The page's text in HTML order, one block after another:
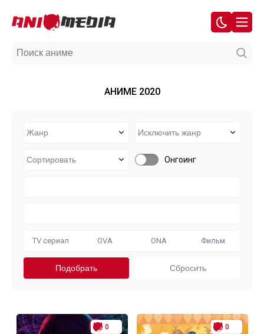
АНИМЕ 2020
Онгоинг
TV сериал OVA ONA Фильм
0
0